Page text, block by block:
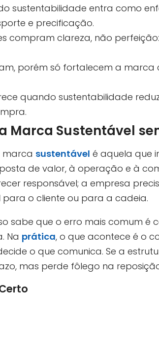
sustentabilidade entra como
e precificação.
compram clareza, não
porém só fortalecem a
quando sustentabilidade
Marca Sustentável
marca sustentável é aquela que
de valor, à operação e à
responsável; a empresa
para o cliente ou para a cadeia.
sabe que o erro mais comum
Na prática, o que acontece é o
o que comunica. Se a
mas perde fôlego na